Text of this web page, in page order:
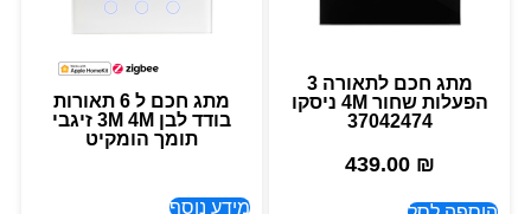
מתג חכם לתאורה 3
הפעלות שחור 4M ניסקו
37042474
439.00 ₪
מתג חכם ל 6 תאורות
בודד לבן 3M 4M זיגבי
תומך הומקיט
מידע נוסף